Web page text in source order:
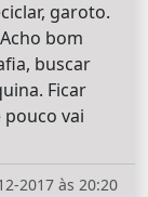
garoto.
bom
buscar
Ficar
pouco vai
2017 às 20:20